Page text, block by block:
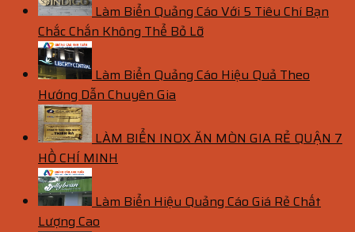
Làm Biển Quảng Cáo Với 5 Tiêu Chí Bạn
Chắc Chắn Không Thể Bỏ Lỡ
Làm Biển Quảng Cáo Hiệu Quả Theo
Hướng Dẫn Chuyên Gia
LÀM BIỂN INOX ĂN MÒN GIA RẺ QUẬN 7
HỒ CHÍ MINH
Làm Biển Hiệu Quảng Cáo Giá Rẻ Chất
Lượng Cao